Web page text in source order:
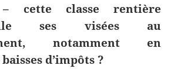
cette classe rentière
elle ses visées au
notamment en
d’impôts ?